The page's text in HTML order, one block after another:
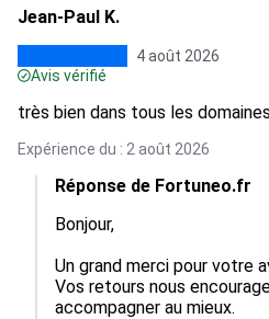
Jean-Paul K.
4 août 2026
Avis vérifié
très bien dans tous les domaines
Expérience du : 2 août 2026
Réponse de Fortuneo.fr
Bonjour,
Un grand merci pour votre
Vos retours nous
accompagner au mieux.